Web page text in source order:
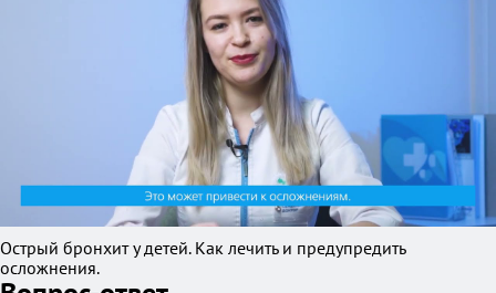
Острый бронхит у детей. Как лечить и предупредить
осложнения.